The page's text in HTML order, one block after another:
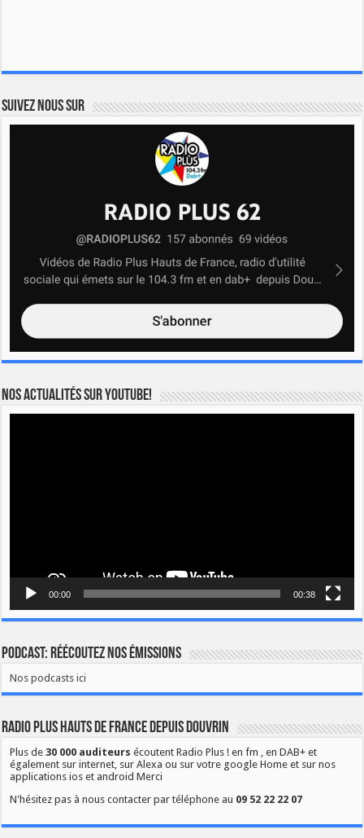
Suivez nous sur
Nos actualités sur YOUTUBE!
00:00 00:38
Podcast: Réécoutez nos émissions
Nos podcasts ici
Radio Plus Hauts de France depuis Douvrin
Plus de30 000 auditeurs écoutent Radio Plus ! en fm , en DAB+ et
également sur internet, sur Alexa ou sur votre google Home et sur nos
applications ios et android Merci
N'hésitez pas à nous contacter par téléphone au 09 52 22 22 07